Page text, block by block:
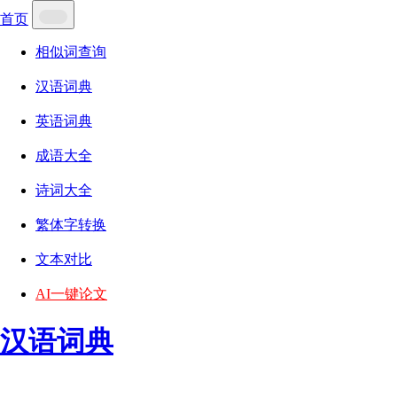
首页
相似词查询
汉语词典
英语词典
成语大全
诗词大全
繁体字转换
文本对比
AI一键论文
汉语词典